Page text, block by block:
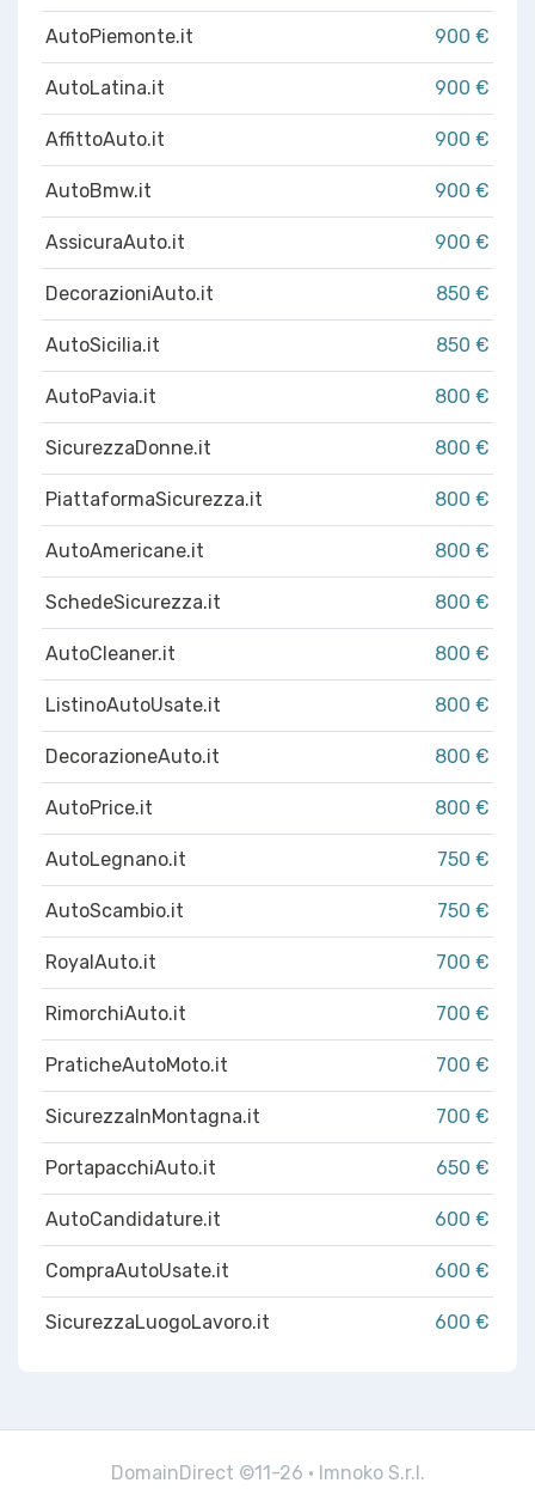
AutoPiemonte.it 900 €
AutoLatina.it 900 €
AffittoAuto.it 900 €
AutoBmw.it 900 €
AssicuraAuto.it 900 €
DecorazioniAuto.it 850 €
AutoSicilia.it 850 €
AutoPavia.it 800 €
SicurezzaDonne.it 800 €
PiattaformaSicurezza.it 800 €
AutoAmericane.it 800 €
SchedeSicurezza.it 800 €
AutoCleaner.it 800 €
ListinoAutoUsate.it 800 €
DecorazioneAuto.it 800 €
AutoPrice.it 800 €
AutoLegnano.it 750 €
AutoScambio.it 750 €
RoyalAuto.it 700 €
RimorchiAuto.it 700 €
PraticheAutoMoto.it 700 €
SicurezzaInMontagna.it 700 €
PortapacchiAuto.it 650 €
AutoCandidature.it 600 €
CompraAutoUsate.it 600 €
SicurezzaLuogoLavoro.it 600 €
DomainDirect ©11-26 · Imnoko S.r.l.